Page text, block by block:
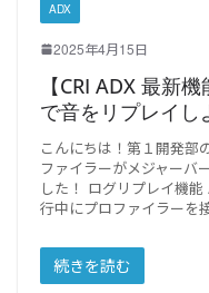
ADX
2025年4月15日
【CRI ADX 最新
で音をリプレイし
こんにちは！第１開発部
ファイラーがメジャーバ
した！ ログリプレイ機
行中にプロファイラーを
続きを読む